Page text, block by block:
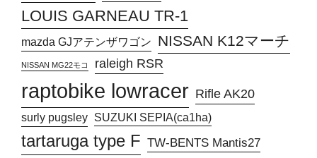
LOUIS GARNEAU TR-1
mazda GJアテンザワゴン NISSAN K12マーチ
NISSAN MG22モコ raleigh RSR
raptobike lowracer Rifle AK20
surly pugsley SUZUKI SEPIA(ca1ha)
tartaruga type F TW-BENTS Mantis27